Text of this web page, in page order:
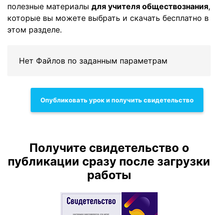
полезные материалы для учителя обществознания,
которые вы можете выбрать и скачать бесплатно в
этом разделе.
Нет Файлов по заданным параметрам
Опубликовать урок и получить свидетельство
Получите свидетельство о
публикации сразу после загрузки
работы